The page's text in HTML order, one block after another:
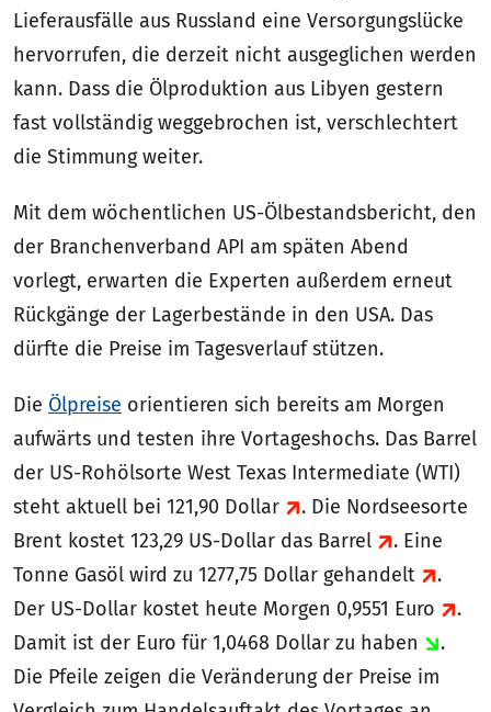
Lieferausfälle aus Russland eine Versorgungslücke
hervorrufen, die derzeit nicht ausgeglichen werden
kann. Dass die Ölproduktion aus Libyen gestern
fast vollständig weggebrochen ist, verschlechtert
die Stimmung weiter.
Mit dem wöchentlichen US-Ölbestandsbericht, den
der Branchenverband API am späten Abend
vorlegt, erwarten die Experten außerdem erneut
Rückgänge der Lagerbestände in den USA. Das
dürfte die Preise im Tagesverlauf stützen.
Die Ölpreise orientieren sich bereits am Morgen
aufwärts und testen ihre Vortageshochs. Das Barrel
der US-Rohölsorte West Texas Intermediate (WTI)
steht aktuell bei 121,90 Dollar
. Die Nordseesorte
Brent kostet 123,29 US-Dollar das Barrel
. Eine
Tonne Gasöl wird zu 1277,75 Dollar gehandelt
.
Der US-Dollar kostet heute Morgen 0,9551 Euro
.
Damit ist der Euro für 1,0468 Dollar zu haben
.
Die Pfeile zeigen die Veränderung der Preise im